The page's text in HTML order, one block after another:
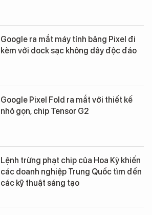
Google ra mắt máy tính bảng Pixel đi
kèm với dock sạc không dây độc đáo
Google Pixel Fold ra mắt với thiết kế
nhỏ gọn, chip Tensor G2
Lệnh trừng phạt chip của Hoa Kỳ khiến
các doanh nghiệp Trung Quốc tìm đến
các kỹ thuật sáng tạo